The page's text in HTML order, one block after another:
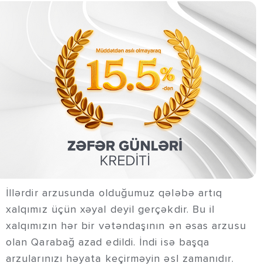
İllərdir arzusunda olduğumuz qələbə artıq
xalqımız üçün xəyal deyil gerçəkdir. Bu il
xalqımızın hər bir vətəndaşının ən əsas arzusu
olan Qarabağ azad edildi. İndi isə başqa
arzularınızı həyata keçirməyin əsl zamanıdır.